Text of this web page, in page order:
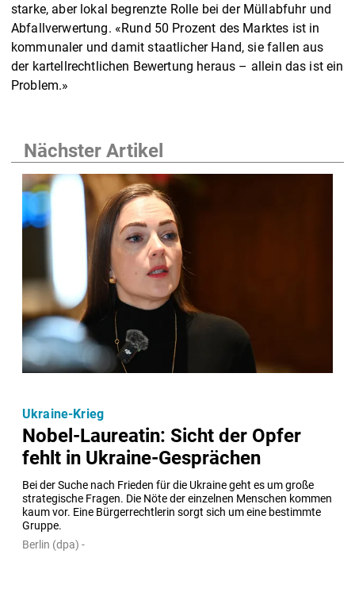
starke, aber lokal begrenzte Rolle bei der Müllabfuhr und
Abfallverwertung. «Rund 50 Prozent des Marktes ist in
kommunaler und damit staatlicher Hand, sie fallen aus
der kartellrechtlichen Bewertung heraus – allein das ist ein
Problem.»
Nächster Artikel
Nobel-Laureatin: Sicht der Opfer
fehlt in Ukraine-Gesprächen
Bei der Suche nach Frieden für die Ukraine geht es um große
strategische Fragen. Die Nöte der einzelnen Menschen kommen
kaum vor. Eine Bürgerrechtlerin sorgt sich um eine bestimmte
Gruppe.
Ukraine-Krieg
Berlin (dpa) -